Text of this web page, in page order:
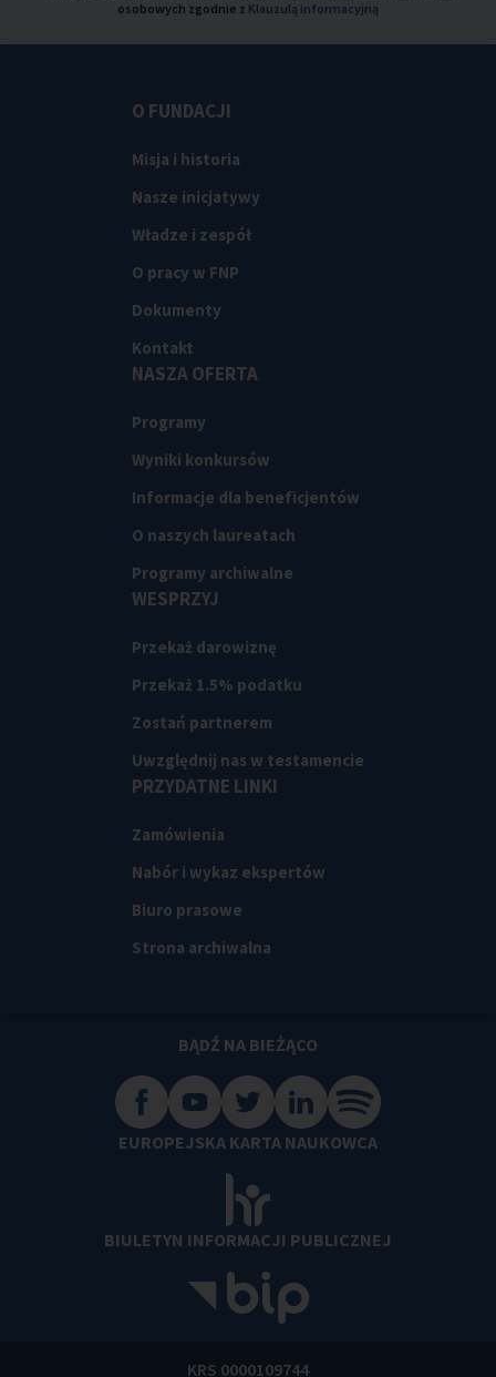
osobowych zgodnie z Klauzulą informacyjną
O FUNDACJI
Misja i historia
Nasze inicjatywy
Władze i zespół
O pracy w FNP
Dokumenty
Kontakt
NASZA OFERTA
Programy
Wyniki konkursów
Informacje dla beneficjentów
O naszych laureatach
Programy archiwalne
WESPRZYJ
Przekaż darowiznę
Przekaż 1.5% podatku
Zostań partnerem
Uwzględnij nas w testamencie
PRZYDATNE LINKI
Zamówienia
Nabór i wykaz ekspertów
Biuro prasowe
Strona archiwalna
BĄDŹ NA BIEŻĄCO
EUROPEJSKA KARTA NAUKOWCA
BIULETYN INFORMACJI PUBLICZNEJ
KRS 0000109744